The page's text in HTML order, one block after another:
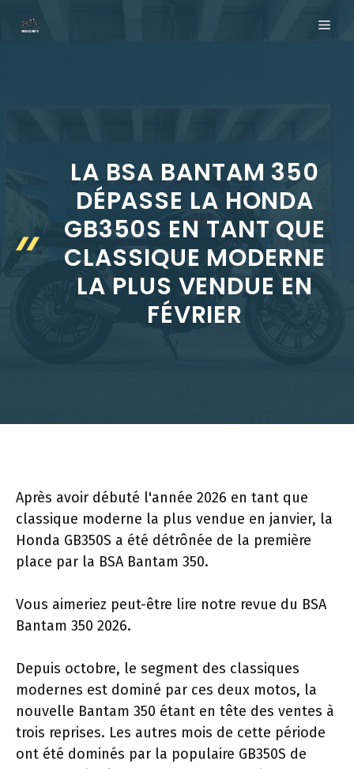
LA BSA BANTAM 350
DÉPASSE LA HONDA
GB350S EN TANT QUE
CLASSIQUE MODERNE
LA PLUS VENDUE EN
FÉVRIER
Après avoir débuté l'année 2026 en tant que
classique moderne la plus vendue en janvier, la
Honda GB350S a été détrônée de la première
place par la BSA Bantam 350.
Vous aimeriez peut-être lire notre revue du BSA
Bantam 350 2026.
Depuis octobre, le segment des classiques
modernes est dominé par ces deux motos, la
nouvelle Bantam 350 étant en tête des ventes à
trois reprises. Les autres mois de cette période
ont été dominés par la populaire GB350S de